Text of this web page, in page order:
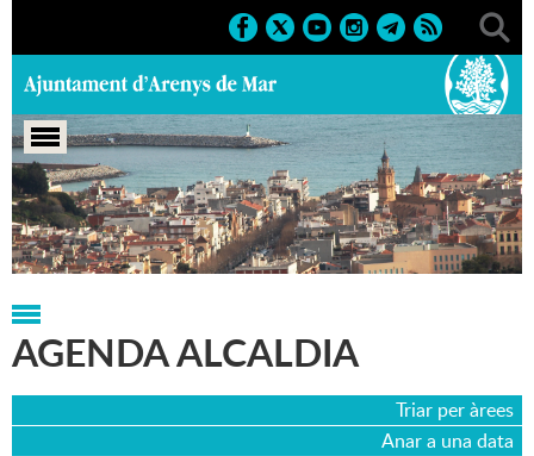
Portada > Agenda > Agenda Alcaldia > 18-02-2025
AGENDA ALCALDIA
Triar per àrees
Anar a una data